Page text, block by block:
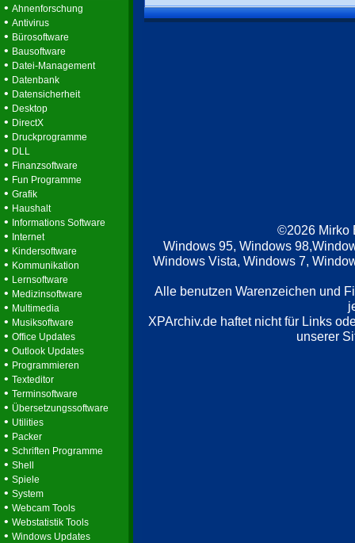
• Ahnenforschung
• Antivirus
• Bürosoftware
• Bausoftware
• Datei-Management
• Datenbank
• Datensicherheit
• Desktop
• DirectX
• Druckprogramme
• DLL
• Finanzsoftware
• Fun Programme
• Grafik
• Haushalt
• Informations Software
• Internet
• Kindersoftware
• Kommunikation
• Lernsoftware
• Medizinsoftware
• Multimedia
• Musiksoftware
• Office Updates
• Outlook Updates
• Programmieren
• Texteditor
• Terminsoftware
• Übersetzungssoftware
• Utilities
• Packer
• Schriften Programme
• Shell
• Spiele
• System
• Webcam Tools
• Webstatistik Tools
• Windows Updates
©2026 Mirko
Windows 95, Windows
Windows Vista, Windows 7,
Alle benutzen Warenzeichen und
XPArchiv.de haftet nicht für Links
unserer